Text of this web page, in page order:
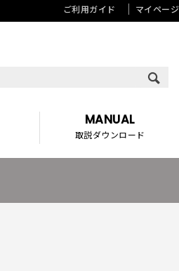
ご利用ガイド マイページ
MANUAL
取説ダウンロード